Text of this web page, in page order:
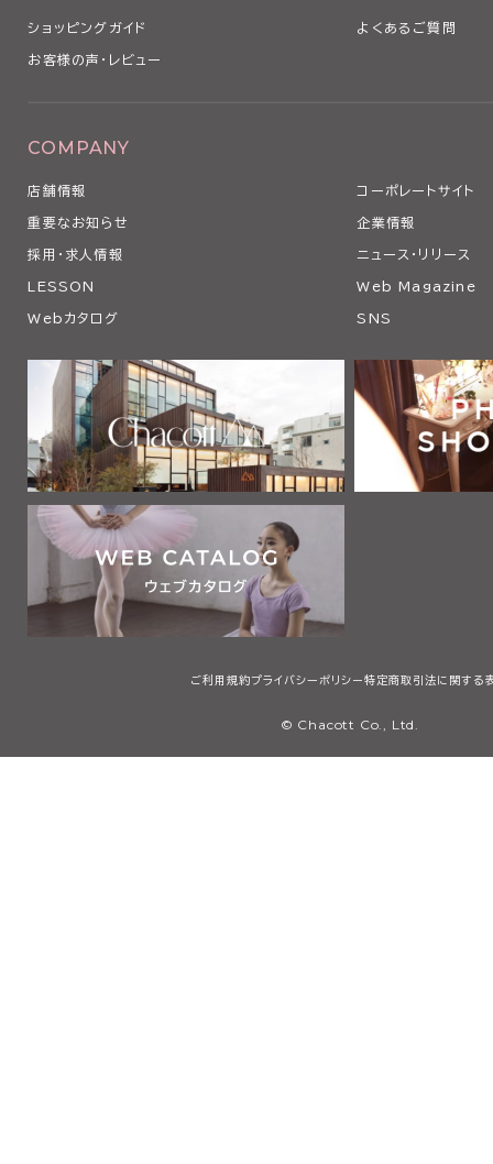
ショッピングガイド よくあるご質問
お客様の声・レビュー
COMPANY
店舗情報 コーポレートサイト
重要なお知らせ 企業情報
採用・求人情報 ニュース・リリース
LESSON Web Magazine
Webカタログ SNS
ご利用規約プライバシーポリシー 特定商取引法に関する
© Chacott Co., Ltd.